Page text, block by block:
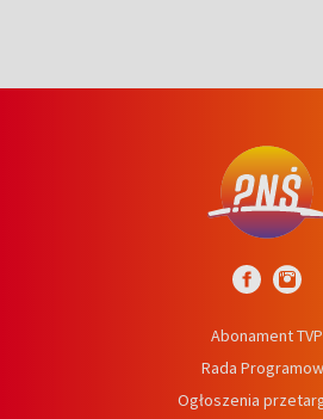
Abonament TVP
Rada
Ogłoszenia